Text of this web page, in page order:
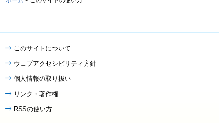
このサイトについて
ウェブアクセシビリティ方針
個人情報の取り扱い
リンク・著作権
RSSの使い方